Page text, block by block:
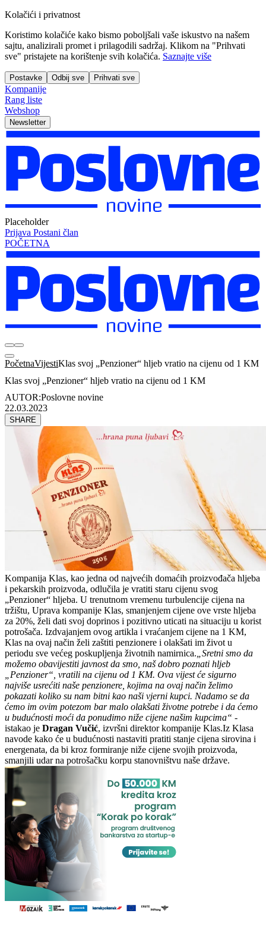
Kolačići i privatnost
Koristimo kolačiće kako bismo poboljšali vaše iskustvo na našem
sajtu, analizirali promet i prilagodili sadržaj. Klikom na "Prihvati
sve" pristajete na korištenje svih kolačića. Saznajte više
Postavke Odbij sve Prihvati sve
Kompanije
Rang liste
Webshop
Newsletter
Placeholder
Prijava Postani član
POČETNA
PočetnaVijestiKlas svoj „Penzioner“ hljeb vratio na cijenu od 1 KM
Klas svoj „Penzioner“ hljeb vratio na cijenu od 1 KM
AUTOR:Poslovne novine
22.03.2023
SHARE
Kompanija Klas, kao jedna od najvećih domaćih proizvođača hljeba
i pekarskih proizvoda, odlučila je vratiti staru cijenu svog
„Penzioner“ hljeba. U trenutnom vremenu turbulencije cijena na
tržištu, Uprava kompanije Klas, smanjenjem cijene ove vrste hljeba
za 20%, želi dati svoj doprinos i pozitivno uticati na situaciju u korist
potrošača. Izdvajanjem ovog artikla i vraćanjem cijene na 1 KM,
Klas na ovaj način želi zaštiti penzionere i olakšati im život u
periodu sve većeg poskupljenja životnih namirnica. „Sretni smo da
možemo obavijestiti javnost da smo, naš dobro poznati hljeb
„Penzioner“, vratili na cijenu od 1 KM. Ova vijest će sigurno
najviše usrećiti naše penzionere, kojima na ovaj način želimo
pokazati koliko su nam bitni kao naši vjerni kupci. Nadamo se da
ćemo im ovim potezom bar malo olakšati životne potrebe i da ćemo
u budućnosti moći da ponudimo niže cijene našim kupcima“ -
istakao je Dragan Vučić, izvršni direktor kompanije Klas.Iz Klasa
navode kako će u budućnosti nastaviti pratiti stanje cijena sirovina i
energenata, da bi kroz formiranje niže cijene svojih proizvoda,
smanjili udar na potrošačku korpu stanovništvu naše države.